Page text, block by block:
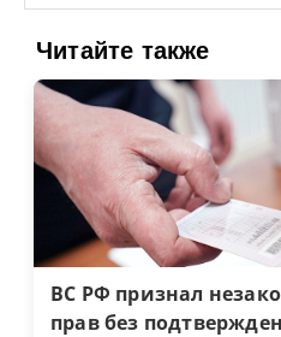
Читайте также
ВС РФ признал
прав без